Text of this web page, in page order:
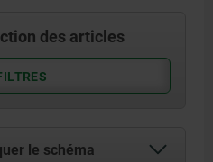
des articles
le schéma